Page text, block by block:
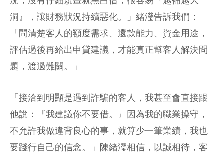
洞』，讓財務狀況持續惡化。」緒瀅告訴我們：
「問清楚客人的額度需求、還款能力、資金用途，
評估過後再給出申貸建議，才能真正幫客人解決問
題，渡過難關。」
「接洽到明顯是遇到詐騙的客人，我甚至會直接跟
他說：『我建議你不要借。』因為我的職業操守，
不允許我做違背良心的事，就算少一筆業績，我也
要踐行自己的信念。」陳緒瀅相信，以誠相待，客